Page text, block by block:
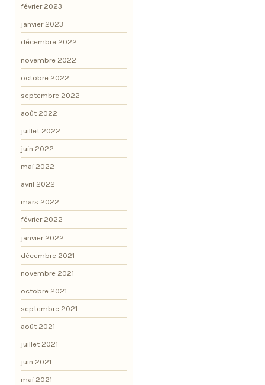
février 2023
janvier 2023
décembre 2022
novembre 2022
octobre 2022
septembre 2022
août 2022
juillet 2022
juin 2022
mai 2022
avril 2022
mars 2022
février 2022
janvier 2022
décembre 2021
novembre 2021
octobre 2021
septembre 2021
août 2021
juillet 2021
juin 2021
mai 2021